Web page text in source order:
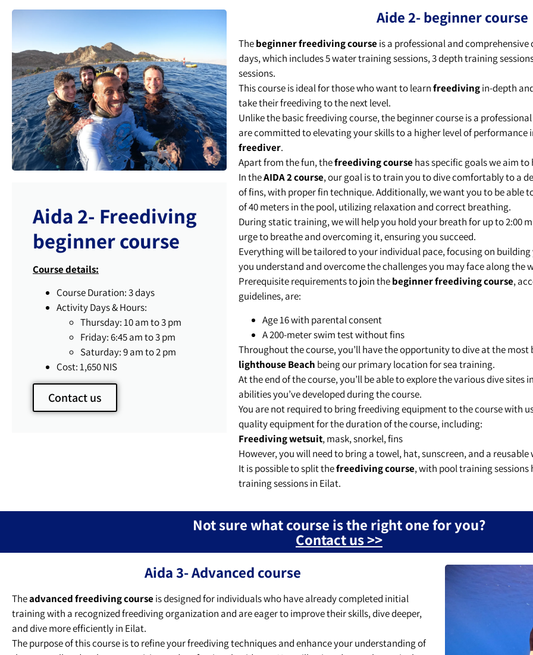
Aida 2- Freediving
beginner course
Course details:
Course Duration: 3 days
Activity Days & Hours:
Thursday: 10 am to 3 pm
Friday: 6:45 am to 3 pm
Saturday: 9 am to 2 pm
Cost: 1,650 NIS
Contact us
Aide 2- beginner course
Thebeginner freediving courseis a professional and comprehensive
days, which includes 5 water training sessions, 3 depth training
sessions.
This course is ideal for those who want to learnfreedivingin-depth
take their freediving to the next level.
Unlike the basic freediving course, the beginner course is a
are committed to elevating your skills to a higher level of performance
freediver.
Apart from the fun, thefreediving coursehas specific goals we aim to
In theAIDA 2 course, our goal is to train you to dive comfortably to a
of fins, with proper fin technique. Additionally, we want you to be able
of 40 meters in the pool, utilizing relaxation and correct breathing.
During static training, we will help you hold your breath for up to 2:00
urge to breathe and overcoming it, ensuring you succeed.
Everything will be tailored to your individual pace, focusing on
you understand and overcome the challenges you may face along the
Prerequisite requirements to join thebeginner freediving course,
guidelines, are:
Age 16 with parental consent
A 200-meter swim test without fins
Throughout the course, you’ll have the opportunity to dive at the
lighthouse Beach being our primary location for sea training.
At the end of the course, you’ll be able to explore the various dive sites
abilities you’ve developed during the course.
You are not required to bring freediving equipment to the course with
quality equipment for the duration of the course, including:
Freediving wetsuit, mask, snorkel, fins
However, you will need to bring a towel, hat, sunscreen, and a
It is possible to split thefreediving course, with pool training sessions
training sessions in Eilat.
Not sure what course is the right one for you?
Contact us >>
Aida 3- Advanced course
Theadvanced freediving courseis designed for individuals who have already completed initial
training with a recognized freediving organization and are eager to improve their skills, dive deeper,
and dive more efficiently in Eilat.
The purpose of this course is to refine your freediving techniques and enhance your understanding of